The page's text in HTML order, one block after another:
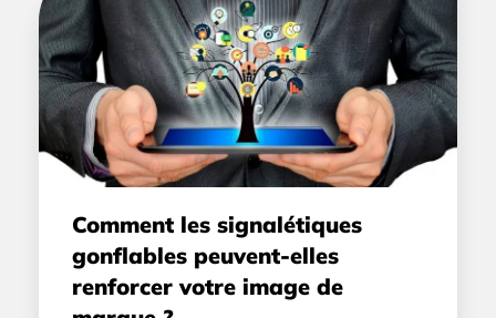
Comment les signalétiques
gonflables peuvent-elles
renforcer votre image de